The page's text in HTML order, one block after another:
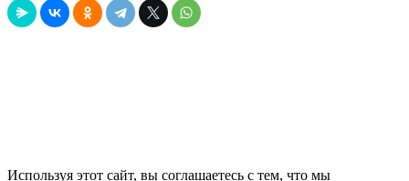
Используя этот сайт, вы соглашаетесь с тем, что мы